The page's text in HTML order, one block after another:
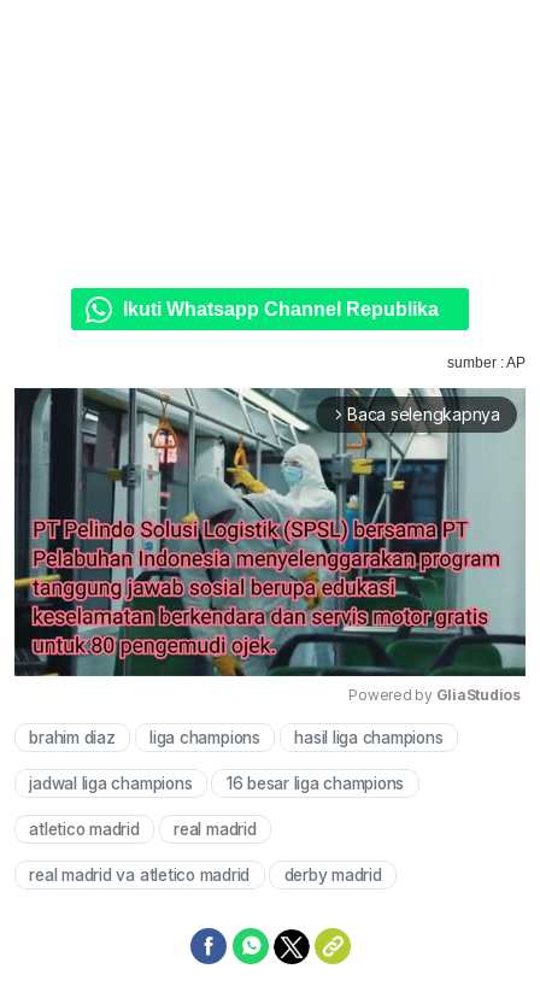
Ikuti Whatsapp Channel Republika
sumber : AP
arrow_forward_ios Baca selengkapnya
Mute
Powered by GliaStudios
brahim diaz liga champions hasil liga champions
jadwal liga champions 16 besar liga champions
atletico madrid real madrid
real madrid va atletico madrid derby madrid